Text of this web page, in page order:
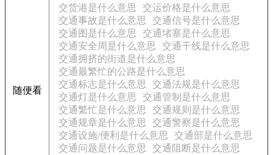
随便看
交货港是什么意思
交运价格是什么意思
交通事故是什么意思
交通信号是什么意思
交通图是什么意思
交通堵塞是什么意思
交通安全周是什么意思
交通干线是什么意思
交通拥挤的街道是什么意思
交通最繁忙的公路是什么意思
交通标志是什么意思
交通法规是什么意思
交通灯是什么意思
交通管制是什么意思
交通繁忙是什么意思
交通规则是什么意思
交通规章是什么意思
交通警察是什么意思
交通设施/便利是什么意思
交通部是什么意思
交通问题是什么意思
交通阻断是什么意思